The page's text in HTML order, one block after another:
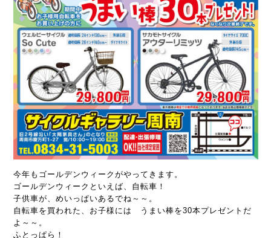
今年もゴールデンウィークがやってきます。
ゴールデンウィークといえば、自転車！
子供車が、めいっぱいあるでね～～。
自転車を買われた、お子様には うまい棒を30本プレゼントだ
よ～～。
ふとっぱら！